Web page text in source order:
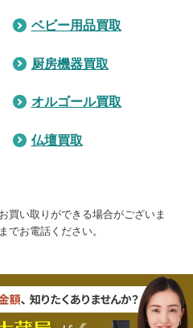
ベビー用品買取
厨房機器買取
オルゴール買取
仏壇買取
買い取りができる場合がございま
でお電話ください。